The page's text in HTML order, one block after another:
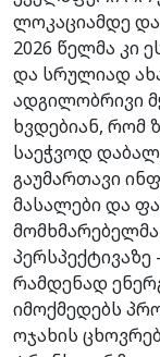
ლოკაციამდე
2026 წელმა კი
და სრულიად
ადგილობრივი
ხვდებიან, რომ
საეჭვოდ
გაუმართავი
მასალები და
პერსპექტივაზე
რამდენად
იმოქმედებს
ოჯახის